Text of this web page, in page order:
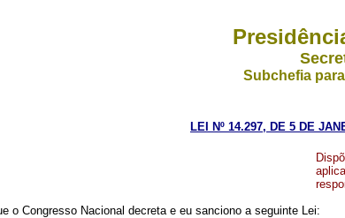
Subchefia
LEI Nº 14.297, DE 5 DE
o Congresso Nacional decreta e eu sanciono a seguinte Lei: